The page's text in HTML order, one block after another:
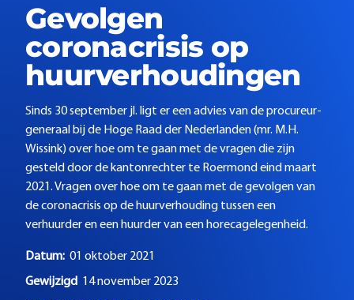
Gevolgen
coronacrisis op
huurverhoudingen
Sinds 30 september jl. ligt er een advies van de procureur-
generaal bij de Hoge Raad der Nederlanden (mr. M.H.
Wissink) over hoe om te gaan met de vragen die zijn
gesteld door de kantonrechter te Roermond eind maart
2021. Vragen over hoe om te gaan met de gevolgen van
de coronacrisis op de huurverhouding tussen een
verhuurder en een huurder van een horecagelegenheid.
Datum: 01 oktober 2021
Gewijzigd 14 november 2023